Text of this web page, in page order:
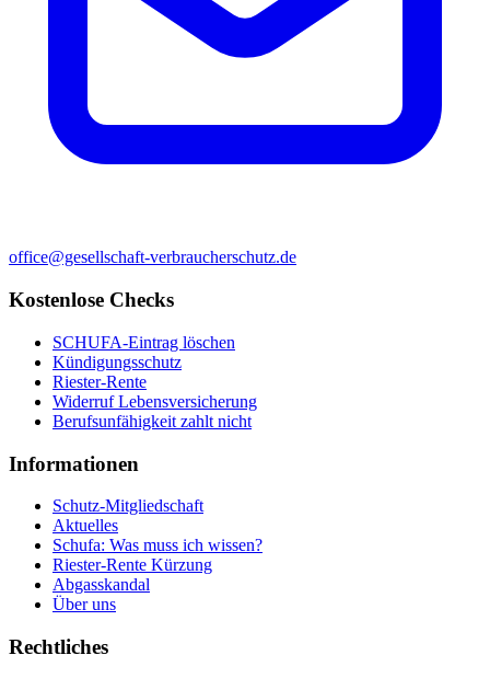
office@gesellschaft-verbraucherschutz.de
Kostenlose Checks
SCHUFA-Eintrag löschen
Kündigungsschutz
Riester-Rente
Widerruf Lebensversicherung
Berufsunfähigkeit zahlt nicht
Informationen
Schutz-Mitgliedschaft
Aktuelles
Schufa: Was muss ich wissen?
Riester-Rente Kürzung
Abgasskandal
Über uns
Rechtliches